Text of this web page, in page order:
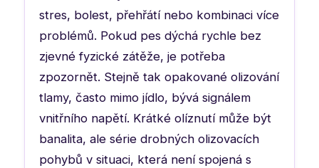
stres, bolest, přehřátí nebo kombinaci více
problémů. Pokud pes dýchá rychle bez
zjevné fyzické zátěže, je potřeba
zpozornět. Stejně tak opakované olizování
tlamy, často mimo jídlo, bývá signálem
vnitřního napětí. Krátké olíznutí může být
banalita, ale série drobných olizovacích
pohybů v situaci, která není spojená s